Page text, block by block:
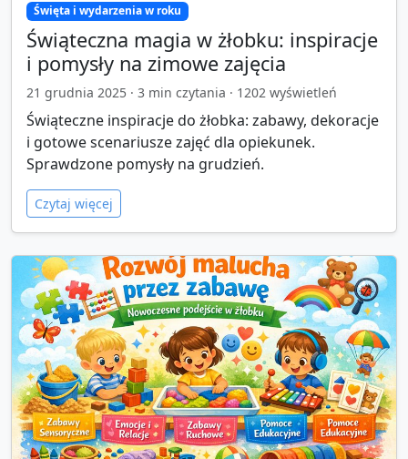
Święta i wydarzenia w roku
Świąteczna magia w żłobku: inspiracje
i pomysły na zimowe zajęcia
21 grudnia 2025 · 3 min czytania · 1202 wyświetleń
Świąteczne inspiracje do żłobka: zabawy, dekoracje
i gotowe scenariusze zajęć dla opiekunek.
Sprawdzone pomysły na grudzień.
Czytaj więcej